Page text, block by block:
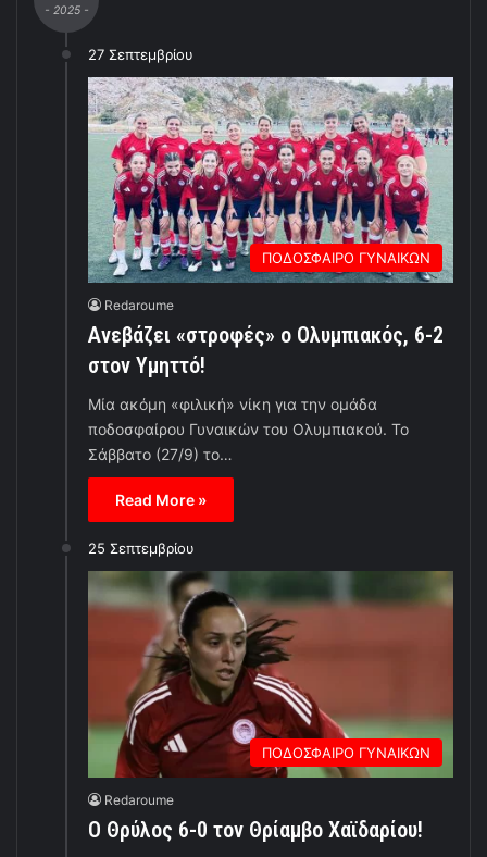
- 2025 -
27 Σεπτεμβρίου
ΠΟΔΟΣΦΑΙΡΟ ΓΥΝΑΙΚΩΝ
Redaroume
Ανεβάζει «στροφές» ο Ολυμπιακός, 6-2
στον Υμηττό!
Μία ακόμη «φιλική» νίκη για την ομάδα
ποδοσφαίρου Γυναικών του Ολυμπιακού. Το
Σάββατο (27/9) το…
Read More »
25 Σεπτεμβρίου
ΠΟΔΟΣΦΑΙΡΟ ΓΥΝΑΙΚΩΝ
Redaroume
Ο Θρύλος 6-0 τον Θρίαμβο Χαϊδαρίου!